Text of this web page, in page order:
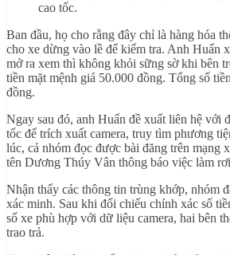
cao tốc.
Ban đầu, họ cho rằng đây chỉ là hàng hóa
cho xe dừng vào lề để kiểm tra. Anh Huấn
mở ra xem thì không khỏi sững sờ khi bên
tiền mặt mệnh giá 50.000 đồng. Tổng số
đồng.
Ngay sau đó, anh Huấn đề xuất liên hệ với
tốc để trích xuất camera, truy tìm phương
lúc, cả nhóm đọc được bài đăng trên mạng
tên Dương Thúy Vân thông báo việc làm
Nhận thấy các thông tin trùng khớp, nhóm
xác minh. Sau khi đối chiếu chính xác số
số xe phù hợp với dữ liệu camera, hai bên
trao trả.